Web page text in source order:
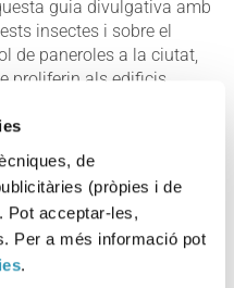
de
(pròpies i de
Pot acceptar-les,
Per a més informació pot
.
guia divulgativa amb
insectes i sobre el
de paneroles a la ciutat,
proliferin als edificis.
pot trobar a:
AMBIENTALS
(IGUAL A INCIDÈNCIES O